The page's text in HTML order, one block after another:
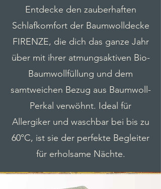
Entdecke den zauberhaften
Schlafkomfort der Baumwolldecke
FIRENZE, die dich das ganze Jahr
über mit ihrer atmungsaktiven Bio-
Baumwollfüllung und dem
samtweichen Bezug aus Baumwoll-
Perkal verwöhnt. Ideal für
Allergiker und waschbar bei bis zu
60°C, ist sie der perfekte Begleiter
für erholsame Nächte.